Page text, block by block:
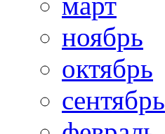
ноябрь
октябрь
сентябрь